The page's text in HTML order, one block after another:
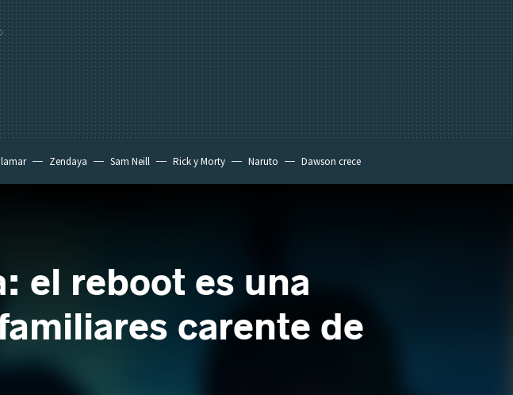
Zendaya Sam Neill Rick y Morty Naruto Dawson crece
el reboot es una
carente de